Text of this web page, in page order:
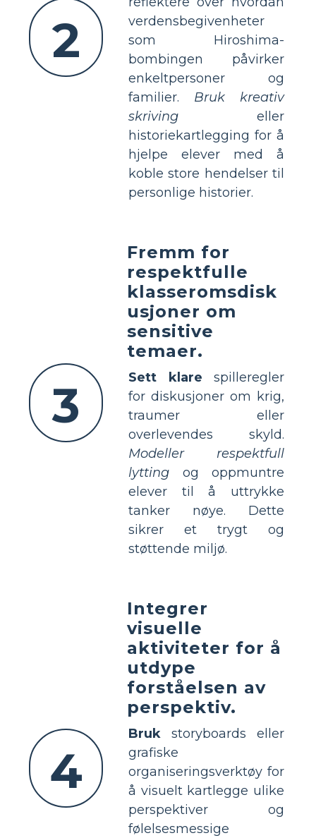
2
verdensbegivenheter
som Hiroshima-
bombingen påvirker
enkeltpersoner og
familier. Bruk kreativ
skriving eller
historiekartlegging for å
hjelpe elever med å
koble store hendelser til
personlige historier.
3
Fremm for
respektfulle
klasseromsdisk
usjoner om
sensitive
temaer.
Sett klare spilleregler
for diskusjoner om krig,
traumer eller
overlevendes skyld.
Modeller respektfull
lytting og oppmuntre
elever til å uttrykke
tanker nøye. Dette
sikrer et trygt og
støttende miljø.
4
Integrer
visuelle
aktiviteter for å
utdype
forståelsen av
perspektiv.
Bruk storyboards eller
grafiske
organiseringsverktøy for
å visuelt kartlegge ulike
perspektiver og
følelsesmessige